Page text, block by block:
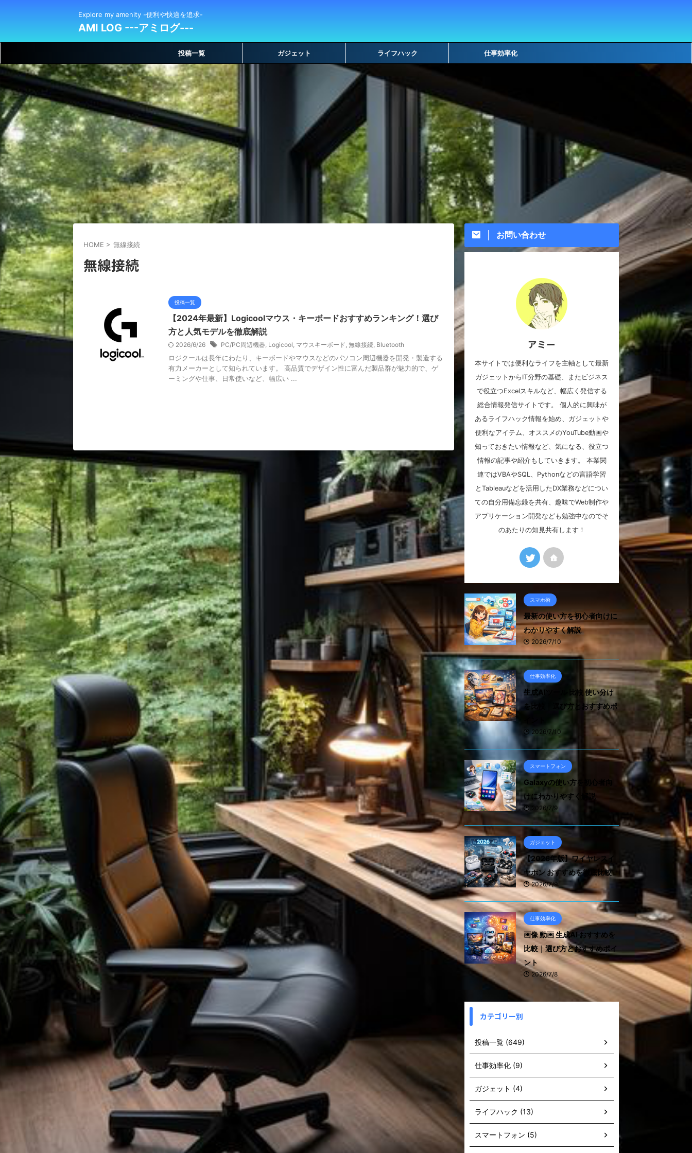
Explore my amenity -便利や快適を追求-
AMI LOG ---アミログ---
投稿一覧 ガジェット ライフハック 仕事効率化
HOME > 無線接続
無線接続
投稿一覧
【2024年最新】Logicoolマウス・キーボードおすすめランキング！選び
方と人気モデルを徹底解説
2026/6/26 PC/PC周辺機器, Logicool, マウスキーボード, 無線接続, Bluetooth
ロジクールは長年にわたり、キーボードやマウスなどのパソコン周辺機器を開発・製造する
有力メーカーとして知られています。 高品質でデザイン性に富んだ製品群が魅力的で、ゲ
ーミングや仕事、日常使いなど、幅広い ...
お問い合わせ
アミー
本サイトでは便利なライフを主軸として最新
ガジェットからIT分野の基礎、またビジネス
で役立つExcelスキルなど、幅広く発信する
総合情報発信サイトです。 個人的に興味が
あるライフハック情報を始め、ガジェットや
便利なアイテム、オススメのYouTube動画や
知っておきたい情報など、気になる、役立つ
情報の記事や紹介もしていきます。 本業関
連ではVBAやSQL、Pythonなどの言語学習
とTableauなどを活用したDX業務などについ
ての自分用備忘録を共有、趣味でWeb制作や
アプリケーション開発なども勉強中なのでそ
のあたりの知見共有します！
スマホ術
最新の使い方を初心者向けに
わかりやすく解説
2026/7/10
仕事効率化
生成AIツール 比較 使い分け
を比較｜選び方とおすすめポ
2026/7/10
スマートフォン
Galaxyの使い方を初心者向
けにわかりやすく解説
2026/7/9
ガジェット
【2026年版】ワイヤレスイ
ヤホン おすすめを徹底比較
2026/7/9
仕事効率化
画像 動画 生成AI おすすめを
比較｜選び方とおすすめポイ
ント
2026/7/8
カテゴリー別
投稿一覧 (649)
仕事効率化 (9)
ガジェット (4)
ライフハック (13)
スマートフォン (5)